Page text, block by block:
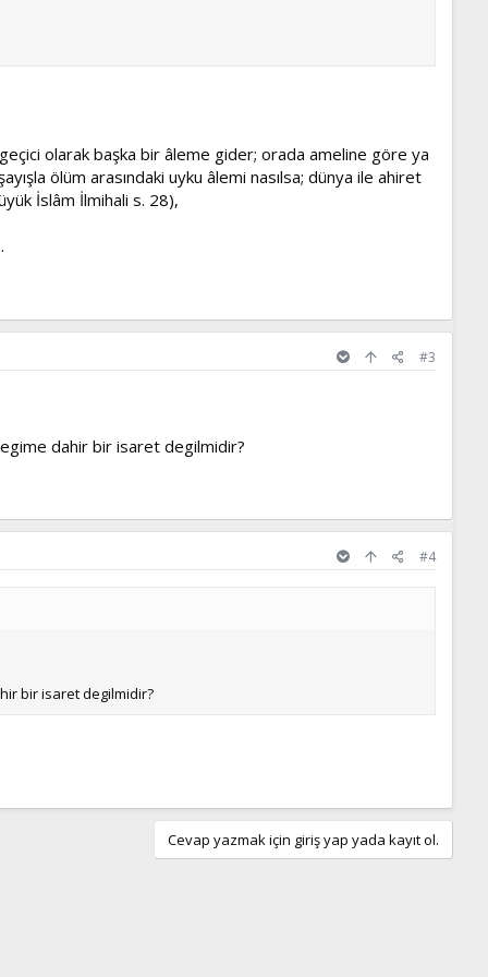
olarak başka bir âleme gider; orada ameline göre ya
ölüm arasındaki uyku âlemi nasılsa; dünya ile ahiret
İslâm İlmihali s. 28),
#3
dahir bir isaret degilmidir?
#4
bir isaret degilmidir?
Cevap yazmak için giriş yap yada kayıt ol.